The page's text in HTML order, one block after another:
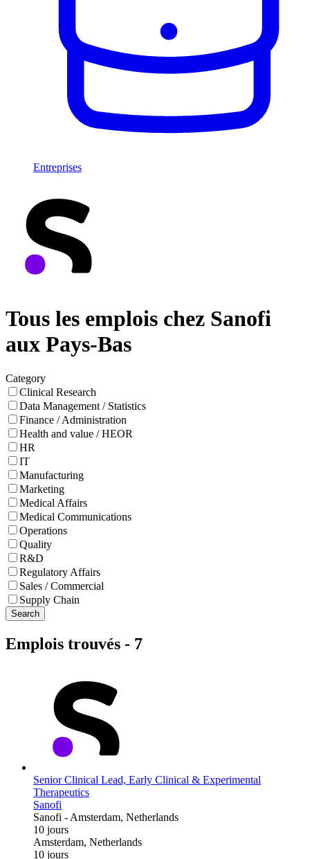
Entreprises
Tous les emplois chez Sanofi
aux Pays-Bas
Category
Clinical Research
Data Management / Statistics
Finance / Administration
Health and value / HEOR
HR
IT
Manufacturing
Marketing
Medical Affairs
Medical Communications
Operations
Quality
R&D
Regulatory Affairs
Sales / Commercial
Supply Chain
Search
Emplois trouvés - 7
Senior Clinical Lead, Early Clinical & Experimental
Therapeutics
Sanofi
Sanofi - Amsterdam, Netherlands
10 jours
Amsterdam, Netherlands
10 jours